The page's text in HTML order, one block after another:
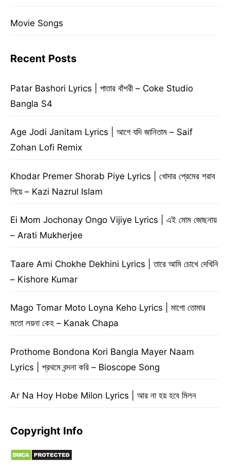
Movie Songs
Recent Posts
Patar Bashori Lyrics | পাতার বাঁশরী – Coke Studio
Bangla S4
Age Jodi Janitam Lyrics | আগে যদি জানিতাম – Saif
Zohan Lofi Remix
Khodar Premer Shorab Piye Lyrics | খোদার প্রেমের শরাব
পিয়ে – Kazi Nazrul Islam
Ei Mom Jochonay Ongo Vijiye Lyrics | এই মোম জোছনায়
– Arati Mukherjee
Taare Ami Chokhe Dekhini Lyrics | তারে আমি চোখে দেখিনি
– Kishore Kumar
Mago Tomar Moto Loyna Keho Lyrics | মাগো তোমার
মতো লয়না কেহ – Kanak Chapa
Prothome Bondona Kori Bangla Mayer Naam
Lyrics | প্রথমে বন্দনা করি – Bioscope Song
Ar Na Hoy Hobe Milon Lyrics | আর না হয় হবে মিলন
Copyright Info